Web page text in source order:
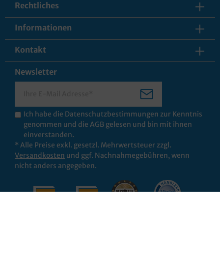
Rechtliches
Informationen
Kontakt
Newsletter
Ich habe die Datenschutzbestimmungen zur Kenntnis
genommen und die AGB gelesen und bin mit ihnen
einverstanden.
* Alle Preise exkl. gesetzl. Mehrwertsteuer zzgl.
Versandkosten und ggf. Nachnahmegebühren, wenn
nicht anders angegeben.